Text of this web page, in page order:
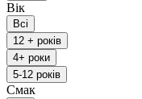
Вік
Всі
12 + років
4+ роки
5-12 років
Смак